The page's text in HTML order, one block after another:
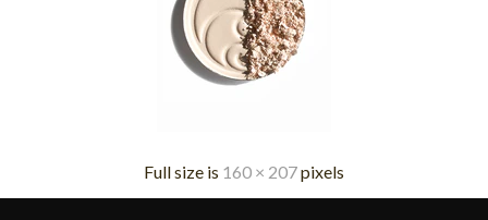
Full size is 160 × 207pixels